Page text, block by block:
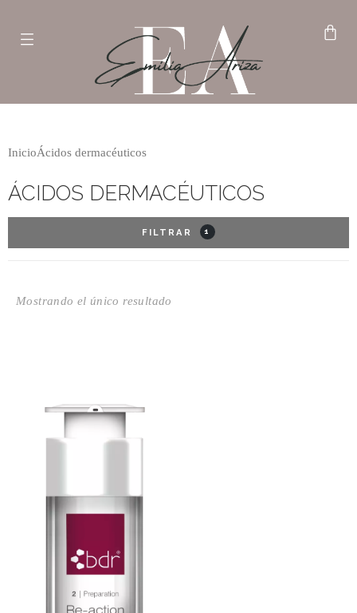
InicioÁcidos dermacéuticos
ÁCIDOS DERMACÉUTICOS
FILTRAR 1
Mostrando el único resultado